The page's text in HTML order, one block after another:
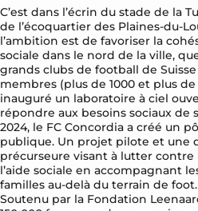
C’est dans l’écrin du stade de la
de l’écoquartier des Plaines-du-
l’ambition est de favoriser la
sociale dans le nord de la ville,
grands clubs de football de
membres (plus de 1000 et plus
inauguré un laboratoire à ciel
répondre aux besoins sociaux de
2024, le FC Concordia a créé un
publique. Un projet pilote et une
précurseure visant à lutter contre
l’aide sociale en accompagnant
familles au-delà du terrain de foot.
Soutenu par la Fondation